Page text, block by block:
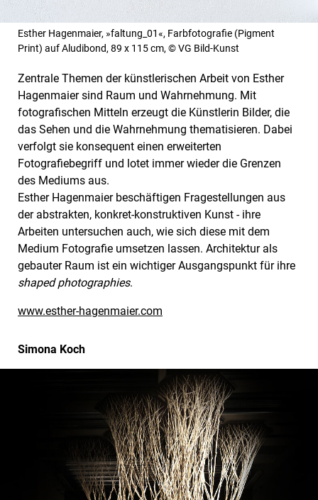
Esther Hagenmaier, »faltung_01«, Farbfotografie (Pigment
Print) auf Aludibond, 89 x 115 cm, © VG Bild-Kunst
Zentrale Themen der künstlerischen Arbeit von Esther
Hagenmaier sind Raum und Wahrnehmung. Mit
fotografischen Mitteln erzeugt die Künstlerin Bilder, die
das Sehen und die Wahrnehmung thematisieren. Dabei
verfolgt sie konsequent einen erweiterten
Fotografiebegriff und lotet immer wieder die Grenzen
des Mediums aus.
Esther Hagenmaier beschäftigen Fragestellungen aus
der abstrakten, konkret-konstruktiven Kunst - ihre
Arbeiten untersuchen auch, wie sich diese mit dem
Medium Fotografie umsetzen lassen. Architektur als
gebauter Raum ist ein wichtiger Ausgangspunkt für ihre
shaped photographies.
www.esther-hagenmaier.com
Simona Koch